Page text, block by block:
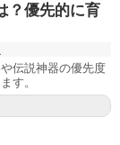
？優先的に育
伝説神器の優先度
す。